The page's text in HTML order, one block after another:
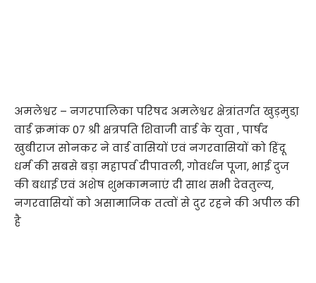
अमलेश्वर – नगरपालिका परिषद अमलेश्वर क्षेत्रांतर्गत खुड़मुडा़
वार्ड क्रमांक 07 श्री क्षत्रपति शिवाजी वार्ड के युवा , पार्षद
खुबीराज सोनकर ने वार्ड वासियों एवं नगरवासियों को हिंदू
धर्म की सबसे बड़ा महापर्व दीपावली, गोवर्धन पूजा, भाई दुज
की बधाई एवं अशेष शुभकामनाएं दी साथ सभी देवतुल्य,
नगरवासियों को असामाजिक तत्वों से दुर रहने की अपील की
है